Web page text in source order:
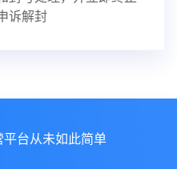
诉解封
台从未如此简单